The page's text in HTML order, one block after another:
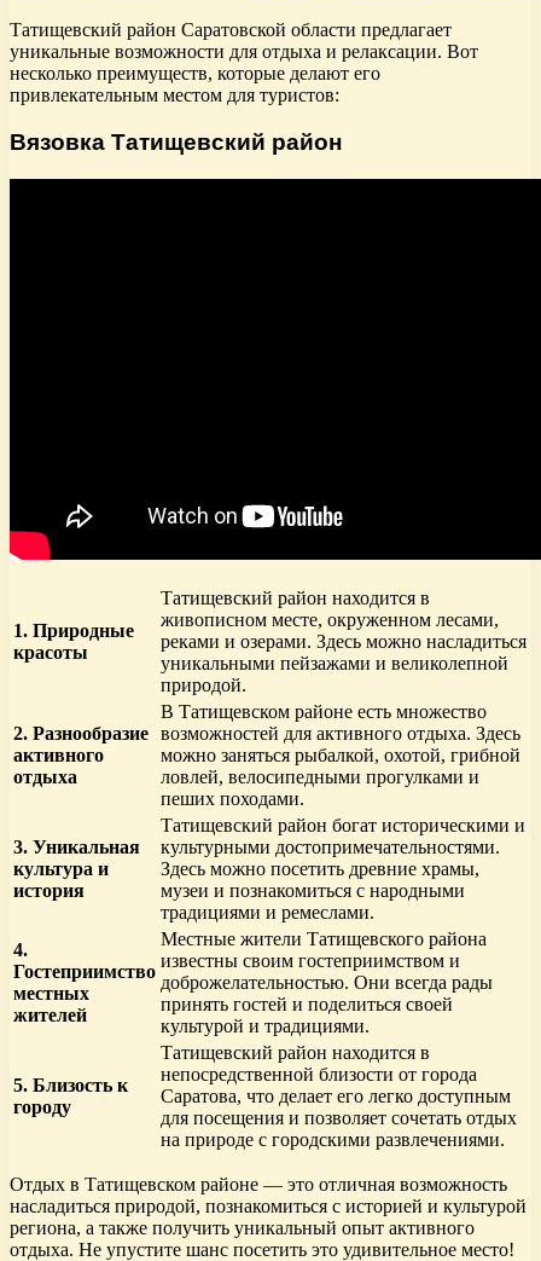
Татищевский район Саратовской области предлагает
уникальные возможности для отдыха и релаксации. Вот
несколько преимуществ, которые делают его
привлекательным местом для туристов:
Вязовка Татищевский район
1. Природные
красоты
Татищевский район находится в
живописном месте, окруженном лесами,
реками и озерами. Здесь можно насладиться
уникальными пейзажами и великолепной
природой.
2. Разнообразие
активного
отдыха
В Татищевском районе есть множество
возможностей для активного отдыха. Здесь
можно заняться рыбалкой, охотой, грибной
ловлей, велосипедными прогулками и
пеших походами.
3. Уникальная
культура и
история
Татищевский район богат историческими и
культурными достопримечательностями.
Здесь можно посетить древние храмы,
музеи и познакомиться с народными
традициями и ремеслами.
4.
Гостеприимство
местных
жителей
Местные жители Татищевского района
известны своим гостеприимством и
доброжелательностью. Они всегда рады
принять гостей и поделиться своей
культурой и традициями.
5. Близость к
городу
Татищевский район находится в
непосредственной близости от города
Саратова, что делает его легко доступным
для посещения и позволяет сочетать отдых
на природе с городскими развлечениями.
Отдых в Татищевском районе — это отличная возможность
насладиться природой, познакомиться с историей и культурой
региона, а также получить уникальный опыт активного
отдыха. Не упустите шанс посетить это удивительное место!